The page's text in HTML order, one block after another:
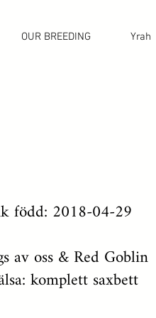
OUR BREEDING Yrah
född: 2018-04-29
av oss & Red Goblin
komplett saxbett